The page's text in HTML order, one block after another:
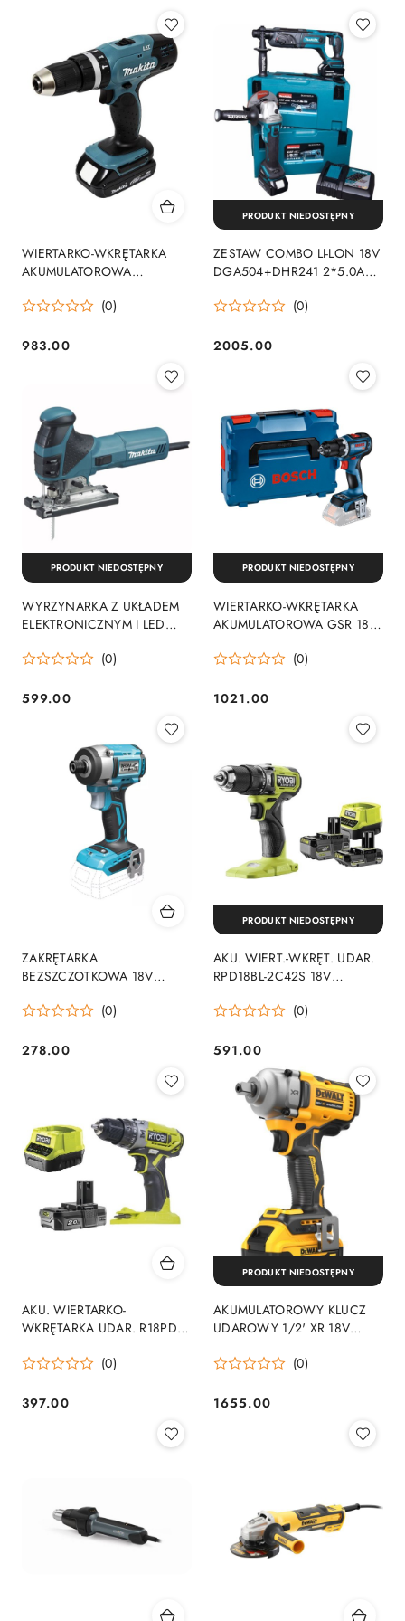
WIERTARKO-WKRĘTARKA
AKUMULATOROWA
B
(0)
Cena:
983.00
ZESTAW COMBO LI-LON 18V
DGA504+DHR241 2*5.0AH
(0)
Cena:
2005.00
PRODUKT NIEDOSTĘPNY
WYRZYNARKA Z UKŁADEM
ELEKTRONICZNYM I LED
(0)
Cena:
599.00
PRODUKT NIEDOSTĘPNY
WIERTARKO-WKRĘTARKA
AKUMULATOROWA GSR 18V-
(0)
Cena:
1021.00
PRODUKT NIEDOSTĘPNY
ZAKRĘTARKA
BEZSZCZOTKOWA 18V
(0)
Cena:
278.00
AKU. WIERT.-WKRĘT. UDAR.
RPD18BL-2C42S 18V
(0)
Cena:
591.00
PRODUKT NIEDOSTĘPNY
AKU. WIERTARKO-
WKRĘTARKA UDAR. R18PD2-
(0)
Cena:
397.00
AKUMULATOROWY KLUCZ
UDAROWY 1/2' XR 18V
(0)
Cena:
1655.00
PRODUKT NIEDOSTĘPNY